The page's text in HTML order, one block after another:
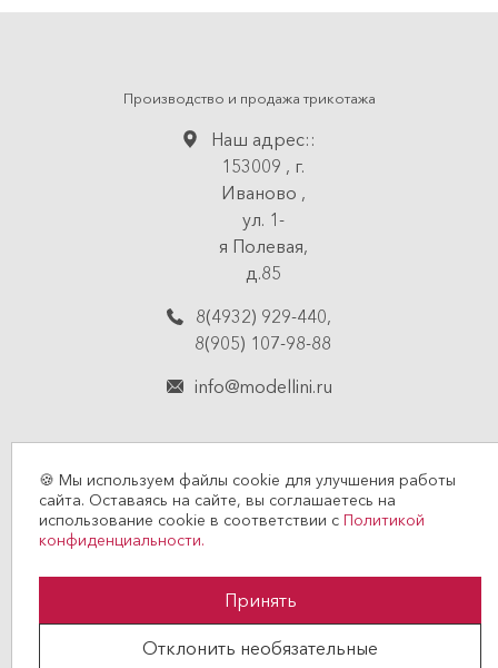
Производство и продажа трикотажа
Наш адрес::
153009 , г.
Иваново ,
ул. 1-
я Полевая,
д.85
8(4932) 929-440,
8(905) 107-98-88
info@modellini.ru
© 2026 MODELLINI
Политика конфиденциальности
Договор оферты
Создание сайта —
🍪 Мы используем файлы cookie для улучшения работы
сайта. Оставаясь на сайте, вы соглашаетесь на
использование cookie в соответствии с Политикой
конфиденциальности.
Принять
Отклонить необязательные